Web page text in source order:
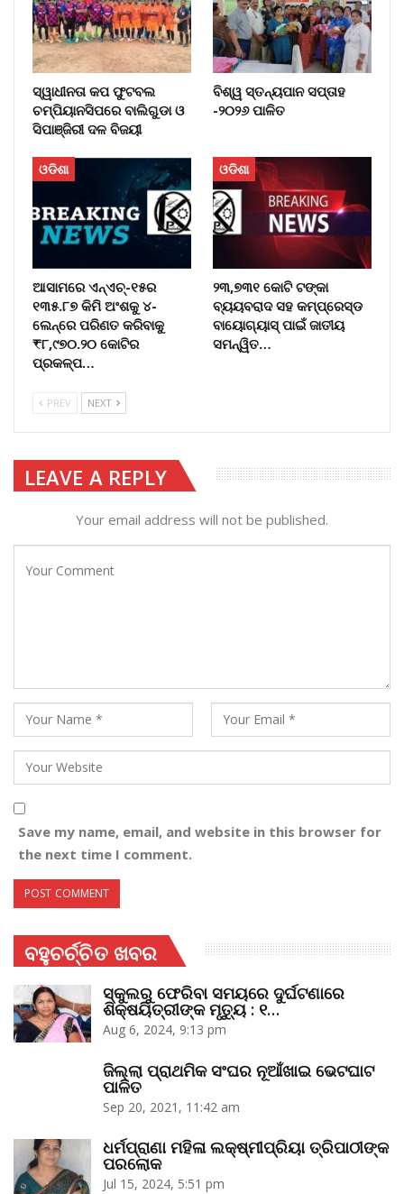
ସ୍ୱାଧୀନତା କପ ଫୁଟବଲ
ଚମ୍ପିୟାନସିପରେ ବାଲିଗୁଡା ଓ
ସିପାଞ୍ଜିରୀ ଦଳ ବିଜୟୀ
ବିଶ୍ୱ ସ୍ତନ୍ୟପାନ ସପ୍ତାହ
-୨୦୨୬ ପାଳିତ
ଓଡିଶା
ଆସାମରେ ଏନ୍ଏଚ୍-୧୫ର
୧୩୫.୮୭ କିମି ଅଂଶକୁ ୪-
ଲେନ୍ରେ ପରିଣତ କରିବାକୁ
₹୮,୯୭୦.୨୦ କୋଟିର
ପ୍ରକଳ୍ପ…
ଓଡିଶା
୨୩,୭୩୧ କୋଟି ଟଙ୍କା
ବ୍ୟୟବରାଦ ସହ କମ୍ପ୍ରେସ୍ଡ
ବାୟୋଗ୍ୟାସ୍ ପାଇଁ ଜାତୀୟ
ସମନ୍ୱିତ…
PREV NEXT
LEAVE A REPLY
Your email address will not be published.
Save my name, email, and website in this browser for
the next time I comment.
ବହୁଚର୍ଚ୍ଚିତ ଖବର
ସ୍କୁଲରୁ ଫେରିବା ସମୟରେ ଦୁର୍ଘଟଣାରେ
ଶିକ୍ଷୟିତ୍ରୀଙ୍କ ମୃତ୍ୟୁ : ୧…
Aug 6, 2024, 9:13 pm
ଜିଲ୍ଲା ପ୍ରାଥମିକ ସଂଘର ନୂଆଁଖାଇ ଭେଟଘାଟ
ପାଳିତ
Sep 20, 2021, 11:42 am
ଧର୍ମପ୍ରାଣା ମହିଳା ଲକ୍ଷ୍ମୀପ୍ରିୟା ତ୍ରିପାଠୀଙ୍କ
ପରଲୋକ
Jul 15, 2024, 5:51 pm